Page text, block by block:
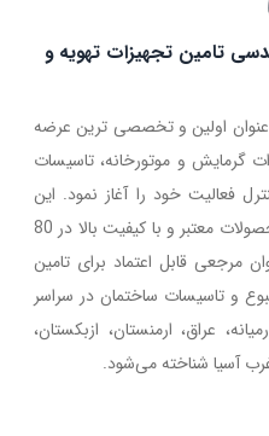
تامین تجهیزات تهویه و
دمـاتجهیـز از سال ۱۳۸۳ به‌عنوان اولین و تخصصی ترین عرضه
گرمایش و موتورخانه، تاسیسات
فعالیت خود را آغاز نمود. این
مجموعه کامل و تخصصی با ارائه محصولات معتبر و با کیفیت بالا در 80
مرجعی قابل اعتماد برای تامین
و تاسیسات ساختمان در سراسر
عراق، ارمنستان، ازبکستان،
غرب آسیا شناخته می‌شود.